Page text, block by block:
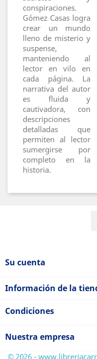
conspiraciones.
Gómez Casas logra
crear un mundo
lleno de misterio y
suspense,
manteniendo al
lector en vilo en
cada página. La
narrativa del autor
es fluida y
cautivadora, con
descripciones
detalladas que
permiten al lector
sumergirse por
completo en la
historia.
Su cuenta
Información de la
Condiciones
Nuestra empresa
© 2026 -